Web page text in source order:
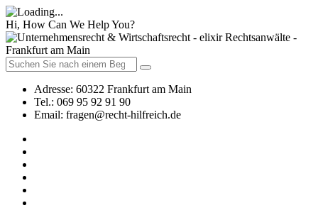
Hi, How Can We Help You?
Adresse: 60322 Frankfurt am Main
Tel.: 069 95 92 91 90
Email: fragen@recht-hilfreich.de